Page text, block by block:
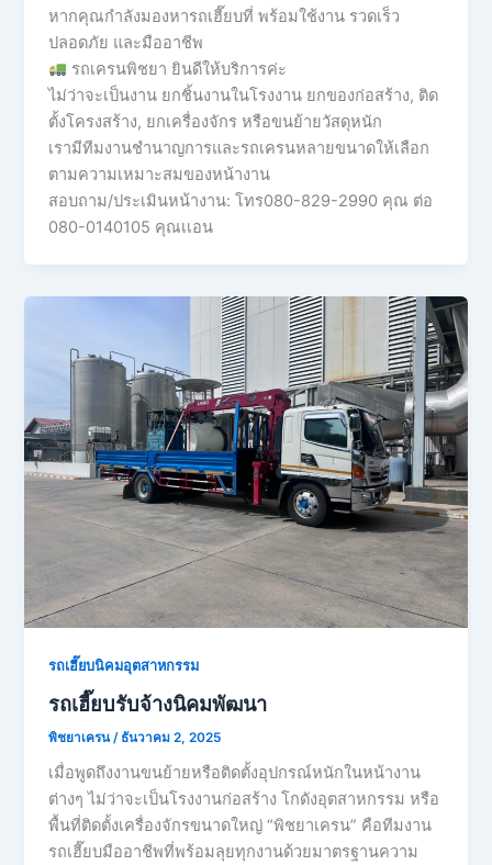
หากคุณกำลังมองหารถเฮี๊ยบที่ พร้อมใช้งาน รวดเร็ว
ปลอดภัย และมืออาชีพ
รถเครนพิชยา ยินดีให้บริการค่ะ
ไม่ว่าจะเป็นงาน ยกชิ้นงานในโรงงาน ยกของก่อสร้าง, ติด
ตั้งโครงสร้าง, ยกเครื่องจักร หรือขนย้ายวัสดุหนัก
เรามีทีมงานชำนาญการและรถเครนหลายขนาดให้เลือก
ตามความเหมาะสมของหน้างาน
สอบถาม/ประเมินหน้างาน: โทร080-829-2990 คุณ ต่อ
080-0140105 คุณเเอน
รถเฮี๊ยบนิคมอุตสาหกรรม
รถเฮี๊ยบรับจ้างนิคมพัฒนา
พิชยาเครน / ธันวาคม 2, 2025
เมื่อพูดถึงงานขนย้ายหรือติดตั้งอุปกรณ์หนักในหน้างาน
ต่างๆ ไม่ว่าจะเป็นโรงงานก่อสร้าง โกดังอุตสาหกรรม หรือ
พื้นที่ติดตั้งเครื่องจักรขนาดใหญ่ “พิชยาเครน” คือทีมงาน
รถเฮี๊ยบมืออาชีพที่พร้อมลุยทุกงานด้วยมาตรฐานความ